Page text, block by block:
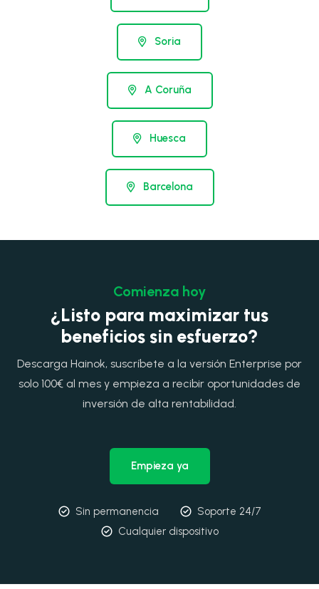
Soria
A Coruña
Huesca
Barcelona
Comienza hoy
¿Listo para maximizar tus
beneficios sin esfuerzo?
Descarga Hainok, suscríbete a la versión Enterprise por
solo 100€ al mes y empieza a recibir oportunidades de
inversión de alta rentabilidad.
Empieza ya
Sin permanencia
Soporte 24/7
Cualquier dispositivo